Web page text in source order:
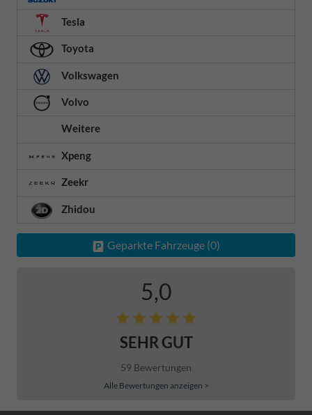
Tesla
Toyota
Volkswagen
Volvo
Weitere
Xpeng
Zeekr
Zhidou
Geparkte Fahrzeuge (0)
5,0
SEHR GUT
59 Bewertungen
Alle Bewertungen anzeigen >